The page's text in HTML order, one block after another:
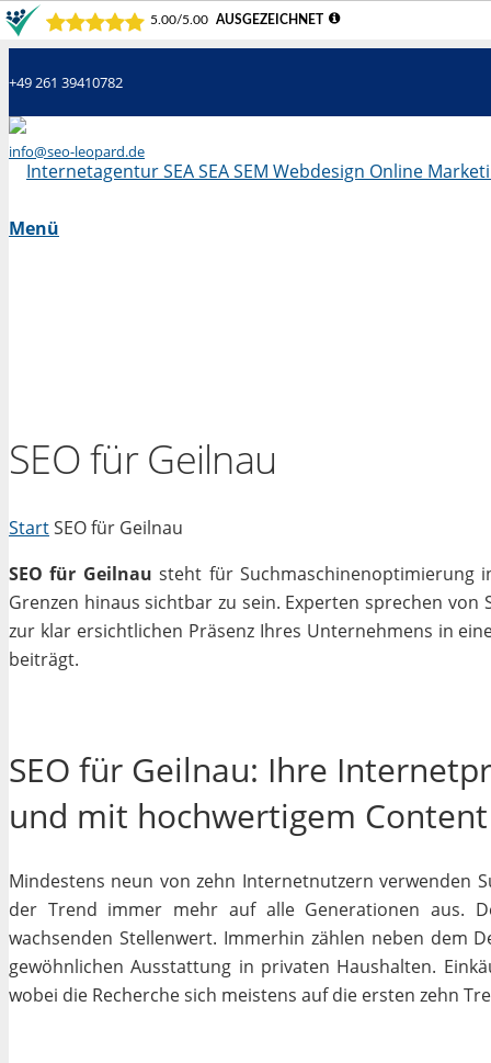
+49 261 39410782
info@seo-leopard.de
Menü
SEO für Geilnau
StartSEO für Geilnau
SEO für Geilnau steht für Suchmaschinenoptimierung
Grenzen hinaus sichtbar zu sein. Experten sprechen von
zur klar ersichtlichen Präsenz Ihres Unternehmens in
beiträgt.
SEO für Geilnau: Ihre
und mit hochwertigem Content
Mindestens neun von zehn Internetnutzern verwenden
der Trend immer mehr auf alle Generationen aus.
wachsenden Stellenwert. Immerhin zählen neben dem
gewöhnlichen Ausstattung in privaten Haushalten.
wobei die Recherche sich meistens auf die ersten zehn